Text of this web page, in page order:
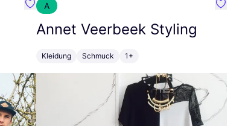
Favorit SEC Surf Every Corner
A
Annet Veerbeek Styling
Kleidung Schmuck 1+
Favorit